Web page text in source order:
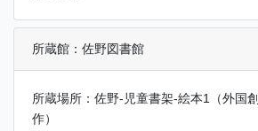
所蔵館：佐野図書館
所蔵場所：佐野-児童書架-絵本1（外国創
作）